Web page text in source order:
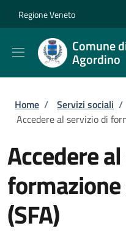
Regione Veneto
Comune
Agordino
Briciole di
Home / Servizi sociali /
Accedere al servizio di
Accedere
(SFA)